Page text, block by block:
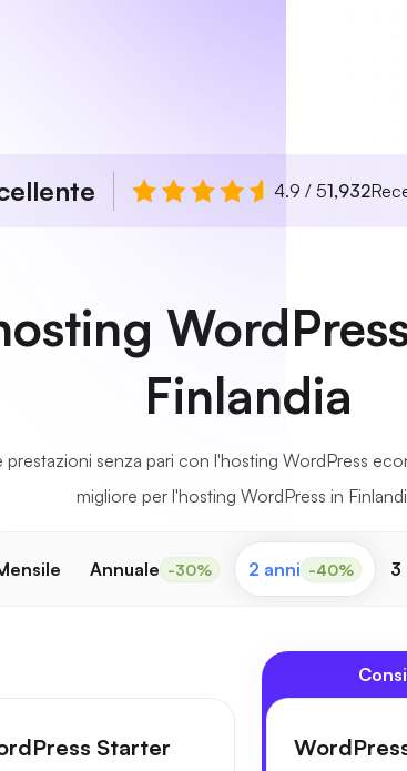
4.9 / 51,932
Finlandia
senza pari con l'hosting WordPress
migliore per l'hosting WordPress in
Annuale -30% 2 anni -40% 3
Starter